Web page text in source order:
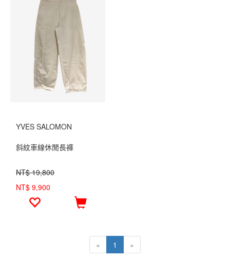
YVES SALOMON
斜紋車線休閒長褲
NT$ 19,800
NT$ 9,900
« 1 »